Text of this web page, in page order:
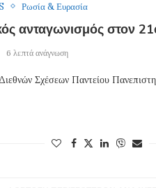
Ρωσία & Ευρασία
ανταγωνισμός στον
6 λεπτά ανάγνωση
Σχέσεων Παντείου